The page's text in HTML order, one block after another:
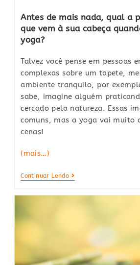
Antes de mais nada, qual a
que vem à sua cabeça
yoga?
Talvez você pense em pessoas
complexas sobre um tapete,
ambiente tranquilo, por
sabe, imagine alguém
cercado pela natureza. Essas
comuns, mas a yoga vai muito
cenas!
(mais…)
Continuar LendoGuia
Da
Acessórios